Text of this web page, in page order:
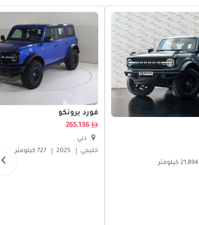
21,894 كيلومتر
فورد برونكو
265,136
دبي
خليجي
2025 727 كيلومتر